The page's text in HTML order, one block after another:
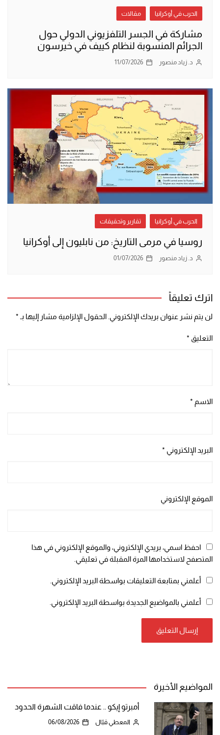
الحرب في أوكرانيا مقالات
مشاركة في الجسر التلفزيوني الدولي حول
الجرائم المنسوبة لنظام كييف في خيرسون
د. زياد منصور 11/07/2026
الحرب في أوكرانيا تقارير وتحقيقات
روسيا في مرمى التاريخ: من نابليون إلى أوكرانيا
د. زياد منصور 01/07/2026
اترك تعليقاً
لن يتم نشر عنوان بريدك الإلكتروني.الحقول الإلزامية مشار إليها بـ *
التعليق *
الاسم *
البريد الإلكتروني *
الموقع الإلكتروني
احفظ اسمي، بريدي الإلكتروني، والموقع الإلكتروني في هذا
المتصفح لاستخدامها المرة المقبلة في تعليقي.
أعلمني بمتابعة التعليقات بواسطة البريد الإلكتروني.
أعلمني بالمواضيع الجديدة بواسطة البريد الإلكتروني.
المواضيع الأخيرة
أمبرتو إيكو .. عندما فاقت الشهرة الحدود
المعطي قبّال 06/08/2026